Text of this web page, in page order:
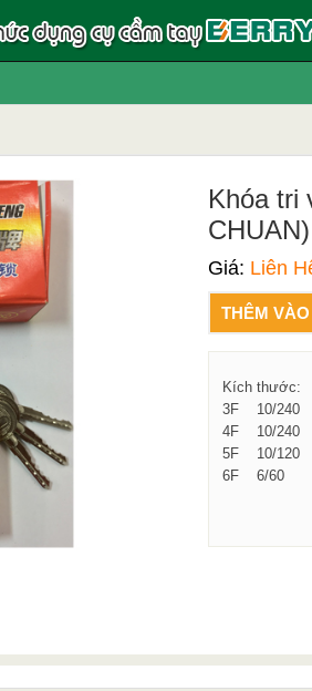
Khóa tri
CHUAN)
Giá: Liên
THÊM
Kích thước:
3F 10/
4F 10/
5F 10/
6F 6/60